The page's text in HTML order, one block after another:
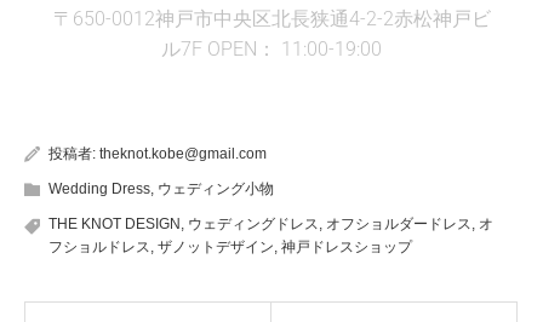
〒650-0012神戸市中央区北長狭通4-2-2赤松神戸ビ
ル7F OPEN： 11:00-19:00
投稿者: theknot.kobe@gmail.com
Wedding Dress, ウェディング小物
THE KNOT DESIGN, ウェディングドレス, オフショルダードレス, オ
フショルドレス, ザノットデザイン, 神戸ドレスショップ